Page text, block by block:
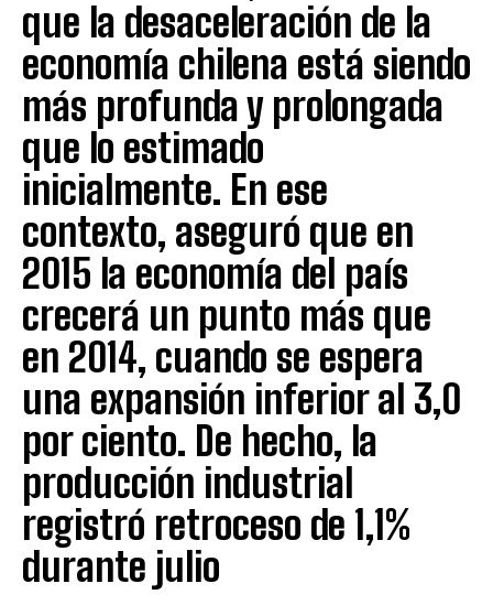
que la desaceleración de la
economía chilena está siendo
más profunda y prolongada
que lo estimado
inicialmente. En ese
contexto, aseguró que en
2015 la economía del país
crecerá un punto más que
en 2014, cuando se espera
una expansión inferior al 3,0
por ciento. De hecho, la
producción industrial
registró retroceso de 1,1%
durante julio